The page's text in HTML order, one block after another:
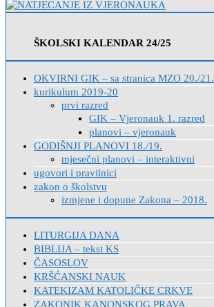
ŠKOLSKI KALENDAR 24/25
OKVIRNI GIK – sa stranica MZO 20./21.
kurikulum 2019-20
prvi razred
GIK – Vjeronauk 1. razred
planovi – vjeronauk
GODIŠNJI PLANOVI 18./19.
mjesečni planovi – interaktivni
ugovori i pravilnici
zakon o školstvu
izmjene i dopune Zakona – 2018.
LITURGIJA DANA
BIBLIJA – tekst KS
ČASOSLOV
KRŠĆANSKI NAUK
KATEKIZAM KATOLIČKE CRKVE
ZAKONIK KANONSKOG PRAVA